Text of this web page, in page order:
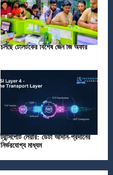
চলছে টেলিটকের বিশেষ জেন জি অফার
ট্রান্সপোর্ট লেয়ার: ডেটা আদান-প্রদানের
নির্ভরযোগ্য মাধ্যম